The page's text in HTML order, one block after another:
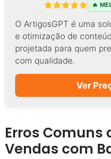
🔥
O ArtigosGPT é uma
e otimização de
projetada para quem
com qualidade.
Ver
Erros Comuns
Vendas com